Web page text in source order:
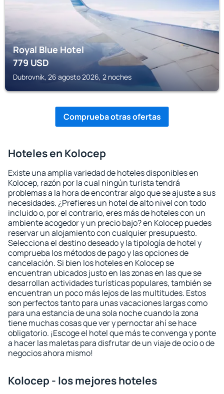
Royal Blue Hotel
779USD
Dubrovnik, 26 agosto 2026, 2 noches
Comprueba otras ofertas
Hoteles en Kolocep
Existe una amplia variedad de hoteles disponibles en
Kolocep, razón por la cual ningún turista tendrá
problemas a la hora de encontrar algo que se ajuste a sus
necesidades. ¿Prefieres un hotel de alto nivel con todo
incluido o, por el contrario, eres más de hoteles con un
ambiente acogedor y un precio bajo? en Kolocep puedes
reservar un alojamiento con cualquier presupuesto.
Selecciona el destino deseado y la tipología de hotel y
comprueba los métodos de pago y las opciones de
cancelación. Si bien los hoteles en Kolocep se
encuentran ubicados justo en las zonas en las que se
desarrollan actividades turísticas populares, también se
encuentran un poco más lejos de las multitudes. Estos
son perfectos tanto para unas vacaciones largas como
para una estancia de una sola noche cuando la zona
tiene muchas cosas que ver y pernoctar ahí se hace
obligatorio. ¡Escoge el hotel que más te convenga y ponte
a hacer las maletas para disfrutar de un viaje de ocio o de
negocios ahora mismo!
Kolocep - los mejores hoteles